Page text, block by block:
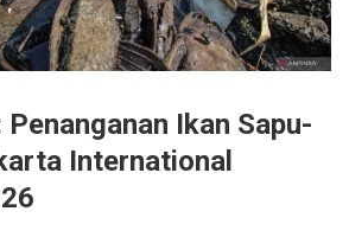
Penanganan Ikan Sapu-
International